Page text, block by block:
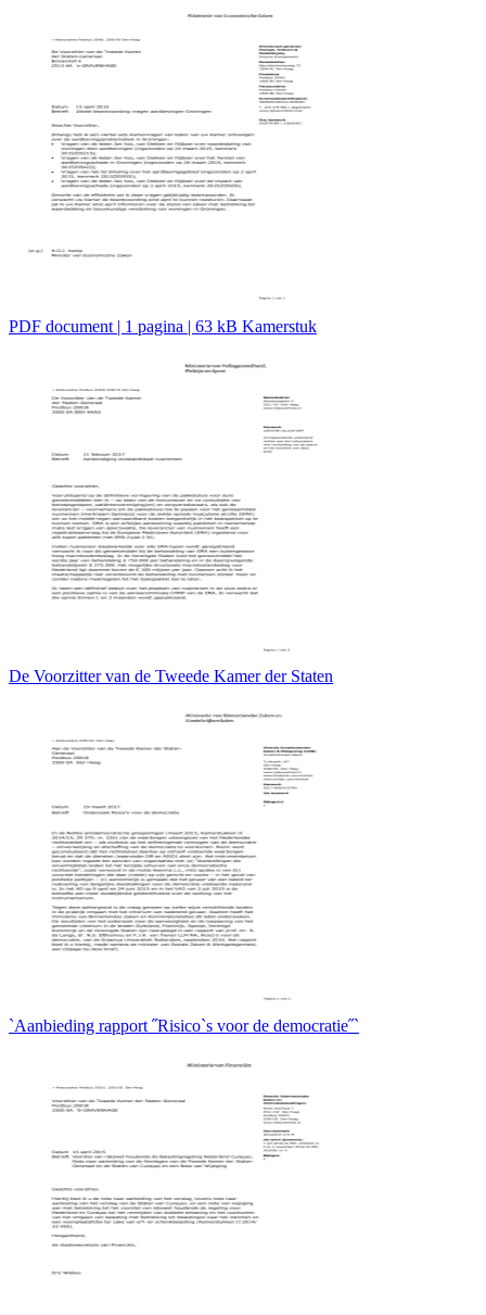
PDF document | 1 pagina | 63 kB Kamerstuk
De Voorzitter van de Tweede Kamer der Staten
`Aanbieding rapport ˝Risico`s voor de democratie˝`